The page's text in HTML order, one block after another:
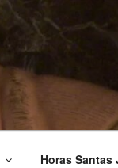
Horas Santas